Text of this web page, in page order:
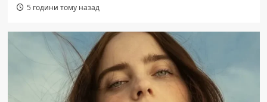
5 години тому назад